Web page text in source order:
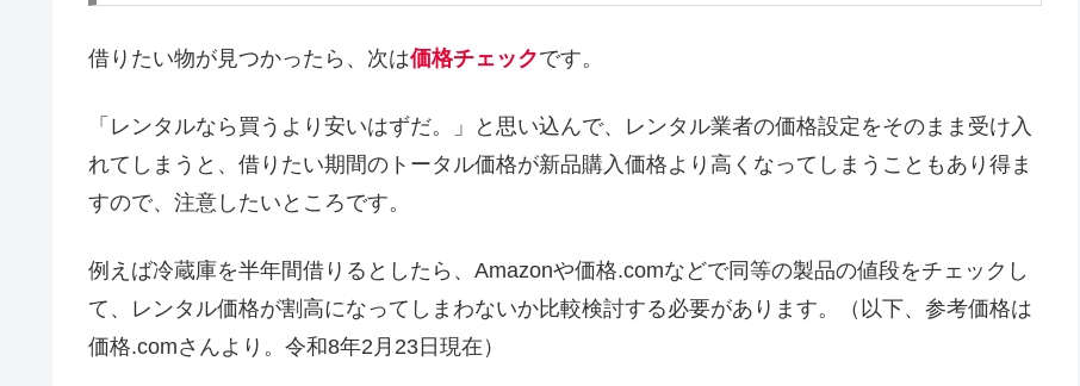
借りたい物が見つかったら、次は価格チェックです。
「レンタルなら買うより安いはずだ。」と思い込んで、レンタル業者の価格設定をそのまま受け入
れてしまうと、借りたい期間のトータル価格が新品購入価格より高くなってしまうこともあり得ま
すので、注意したいところです。
例えば冷蔵庫を半年間借りるとしたら、Amazonや価格.comなどで同等の製品の値段をチェックし
て、レンタル価格が割高になってしまわないか比較検討する必要があります。（以下、参考価格は
価格.comさんより。令和8年2月23日現在）